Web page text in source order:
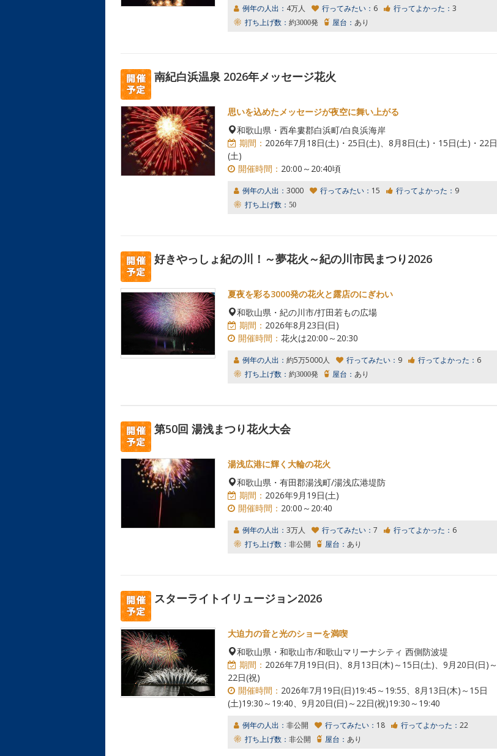
例年の人出： 4万人 行ってみたい： 6 行ってよかった： 3
打ち上げ数： 約3000発 屋台： あり
南紀白浜温泉 2026年メッセージ花火
思いを込めたメッセージが夜空に舞い上がる
和歌山県・西牟婁郡白浜町/白良浜海岸
期間： 2026年7月18日(土)・25日(土)、8月8日(土)・15日(土)・22日
(土)
開催時間： 20:00～20:40頃
例年の人出： 3000 行ってみたい： 15 行ってよかった： 9
打ち上げ数： 50
好きやっしょ紀の川！～夢花火～紀の川市民まつり2026
夏夜を彩る3000発の花火と露店のにぎわい
和歌山県・紀の川市/打田若もの広場
期間： 2026年8月23日(日)
開催時間： 花火は20:00～20:30
例年の人出： 約5万5000人 行ってみたい： 9 行ってよかった： 6
打ち上げ数： 約3000発 屋台： あり
第50回 湯浅まつり花火大会
湯浅広港に輝く大輪の花火
和歌山県・有田郡湯浅町/湯浅広港堤防
期間： 2026年9月19日(土)
開催時間： 20:00～20:40
例年の人出： 3万人 行ってみたい： 7 行ってよかった： 6
打ち上げ数： 非公開 屋台： あり
スターライトイリュージョン2026
大迫力の音と光のショーを満喫
和歌山県・和歌山市/和歌山マリーナシティ 西側防波堤
期間： 2026年7月19日(日)、8月13日(木)～15日(土)、9月20日(日)～
22日(祝)
開催時間： 2026年7月19日(日)19:45～19:55、8月13日(木)～15日
(土)19:30～19:40、9月20日(日)～22日(祝)19:30～19:40
例年の人出： 非公開 行ってみたい： 18 行ってよかった： 22
打ち上げ数： 非公開 屋台： あり